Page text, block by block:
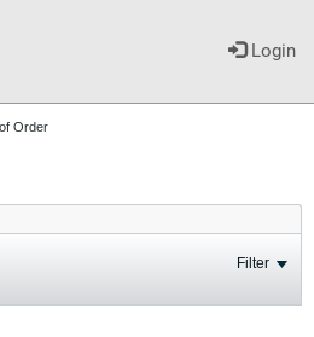
Login
Order
Filter